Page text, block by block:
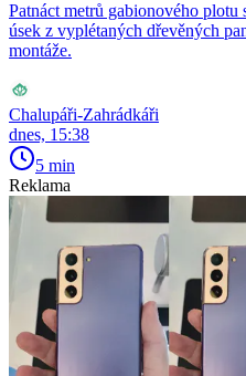
Patnáct metrů gabionového
úsek z vyplétaných dřevěných
montáže.
Chalupáři-Zahrádkáři
dnes, 15:38
5 min
Reklama